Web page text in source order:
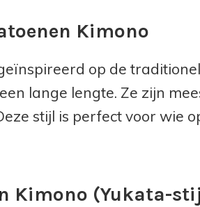
Kimono
op de
lange lengte. Ze zijn
stijl is perfect voor wie
Kimono (Yukata-